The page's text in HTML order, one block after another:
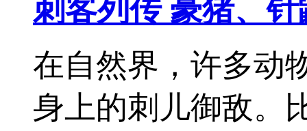
刺客列传 豪猪、
在自然界，许多动
身上的刺儿御敌。